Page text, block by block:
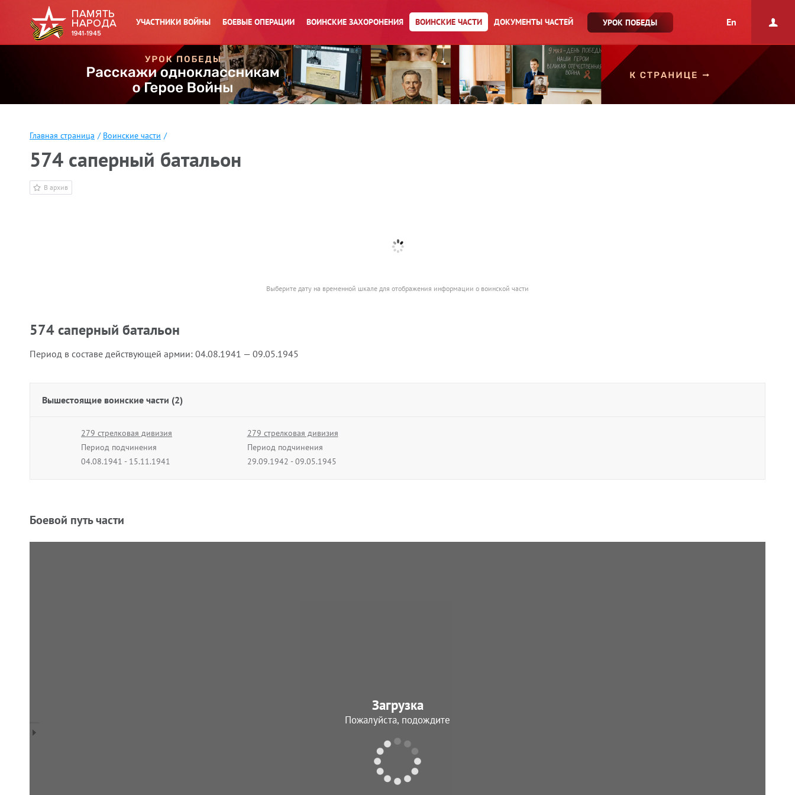
УЧАСТНИКИ ВОЙНЫ БОЕВЫЕ ОПЕРАЦИИ ВОИНСКИЕ ЗАХОРОНЕНИЯ ВОИНСКИЕ ЧАСТИ ДОКУМЕНТЫ ЧАСТЕЙ УРОК ПОБЕДЫ En
Главная страница / Воинские части /
574 саперный батальон
В архив
Выберите дату на временной шкале для отображения информации о воинской части
574 саперный батальон
Период в составе действующей армии: 04.08.1941 — 09.05.1945
Вышестоящие воинские части (2)
279 стрелковая дивизия
Период подчинения
04.08.1941 - 15.11.1941
279 стрелковая дивизия
Период подчинения
29.09.1942 - 09.05.1945
Боевой путь части
Загрузка
Пожалуйста, подождите